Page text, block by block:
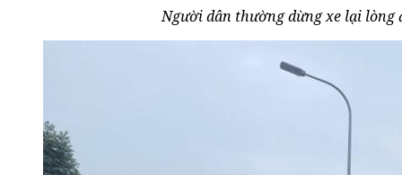
Người dân thường dừng xe lại lòng